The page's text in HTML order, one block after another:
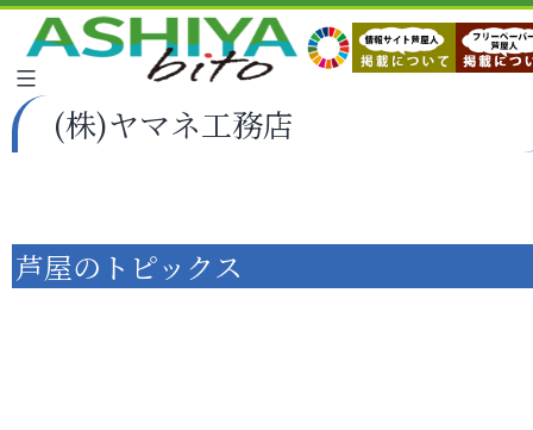
(株)ヤマネ工務店
芦屋のトピックス